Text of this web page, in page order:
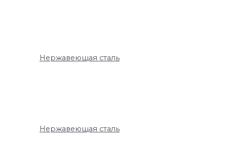
Нержавеющая сталь
Нержавеющая сталь